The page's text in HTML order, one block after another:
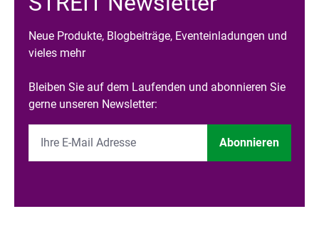
Neue Produkte, Blogbeiträge, Eventeinladungen und
vieles mehr
Bleiben Sie auf dem Laufenden und abonnieren Sie
gerne unseren Newsletter:
Abonnieren